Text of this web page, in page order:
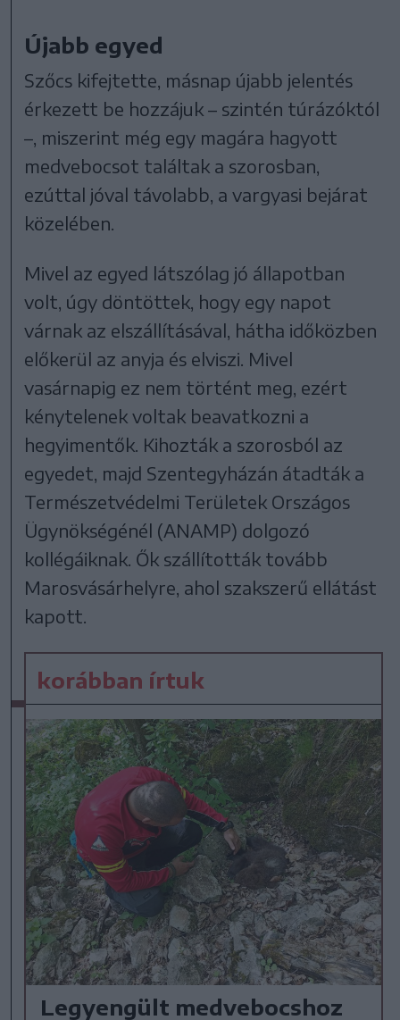
Újabb egyed
Szőcs kifejtette, másnap újabb jelentés
érkezett be hozzájuk – szintén túrázóktól
–, miszerint még egy magára hagyott
medvebocsot találtak a szorosban,
ezúttal jóval távolabb, a vargyasi bejárat
közelében.
Mivel az egyed látszólag jó állapotban
volt, úgy döntöttek, hogy egy napot
várnak az elszállításával, hátha időközben
előkerül az anyja és elviszi. Mivel
vasárnapig ez nem történt meg, ezért
kénytelenek voltak beavatkozni a
hegyimentők. Kihozták a szorosból az
egyedet, majd Szentegyházán átadták a
Természetvédelmi Területek Országos
Ügynökségénél (ANAMP) dolgozó
kollégáiknak. Ők szállították tovább
Marosvásárhelyre, ahol szakszerű ellátást
kapott.
korábban írtuk
Legyengült medvebocshoz